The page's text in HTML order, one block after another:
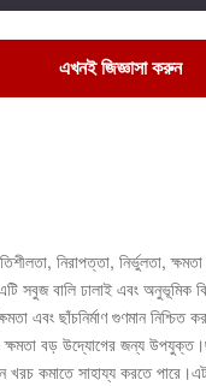
এখনই জিজ্ঞাসা করুন
নিরাপত্তা, নির্ভুলতা,
সবুজ বালি ঢালাই এবং অনুভূমিক
এবং ছাঁচনির্মাণ গুণমান
বড় উদ্যোগের জন্য
খরচ কমাতে সাহায্য করতে